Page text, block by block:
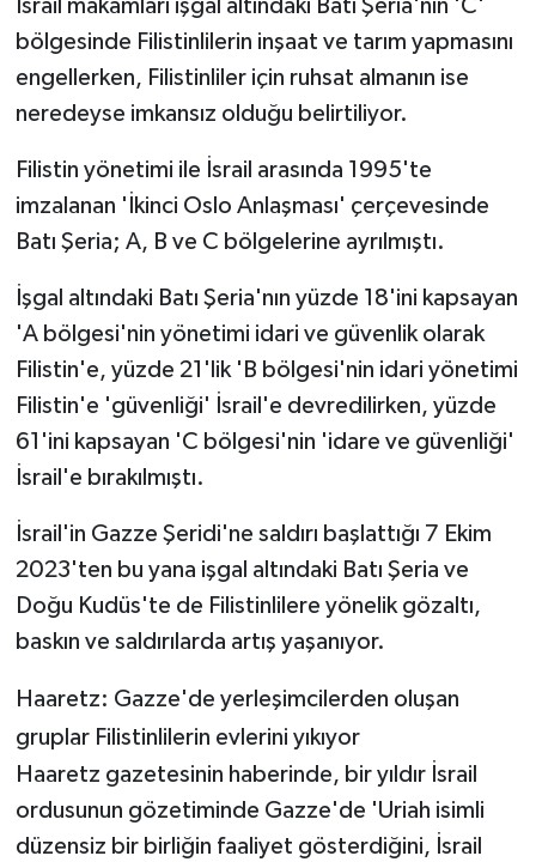
İsrail makamları işgal altındaki Batı Şeria'nın 'C'
bölgesinde Filistinlilerin inşaat ve tarım yapmasını
engellerken, Filistinliler için ruhsat almanın ise
neredeyse imkansız olduğu belirtiliyor.
Filistin yönetimi ile İsrail arasında 1995'te
imzalanan 'İkinci Oslo Anlaşması' çerçevesinde
Batı Şeria; A, B ve C bölgelerine ayrılmıştı.
İşgal altındaki Batı Şeria'nın yüzde 18'ini kapsayan
'A bölgesi'nin yönetimi idari ve güvenlik olarak
Filistin'e, yüzde 21'lik 'B bölgesi'nin idari yönetimi
Filistin'e 'güvenliği' İsrail'e devredilirken, yüzde
61'ini kapsayan 'C bölgesi'nin 'idare ve güvenliği'
İsrail'e bırakılmıştı.
İsrail'in Gazze Şeridi'ne saldırı başlattığı 7 Ekim
2023'ten bu yana işgal altındaki Batı Şeria ve
Doğu Kudüs'te de Filistinlilere yönelik gözaltı,
baskın ve saldırılarda artış yaşanıyor.
Haaretz: Gazze'de yerleşimcilerden oluşan
gruplar Filistinlilerin evlerini yıkıyor
Haaretz gazetesinin haberinde, bir yıldır İsrail
ordusunun gözetiminde Gazze'de 'Uriah isimli
düzensiz bir birliğin faaliyet gösterdiğini, İsrail